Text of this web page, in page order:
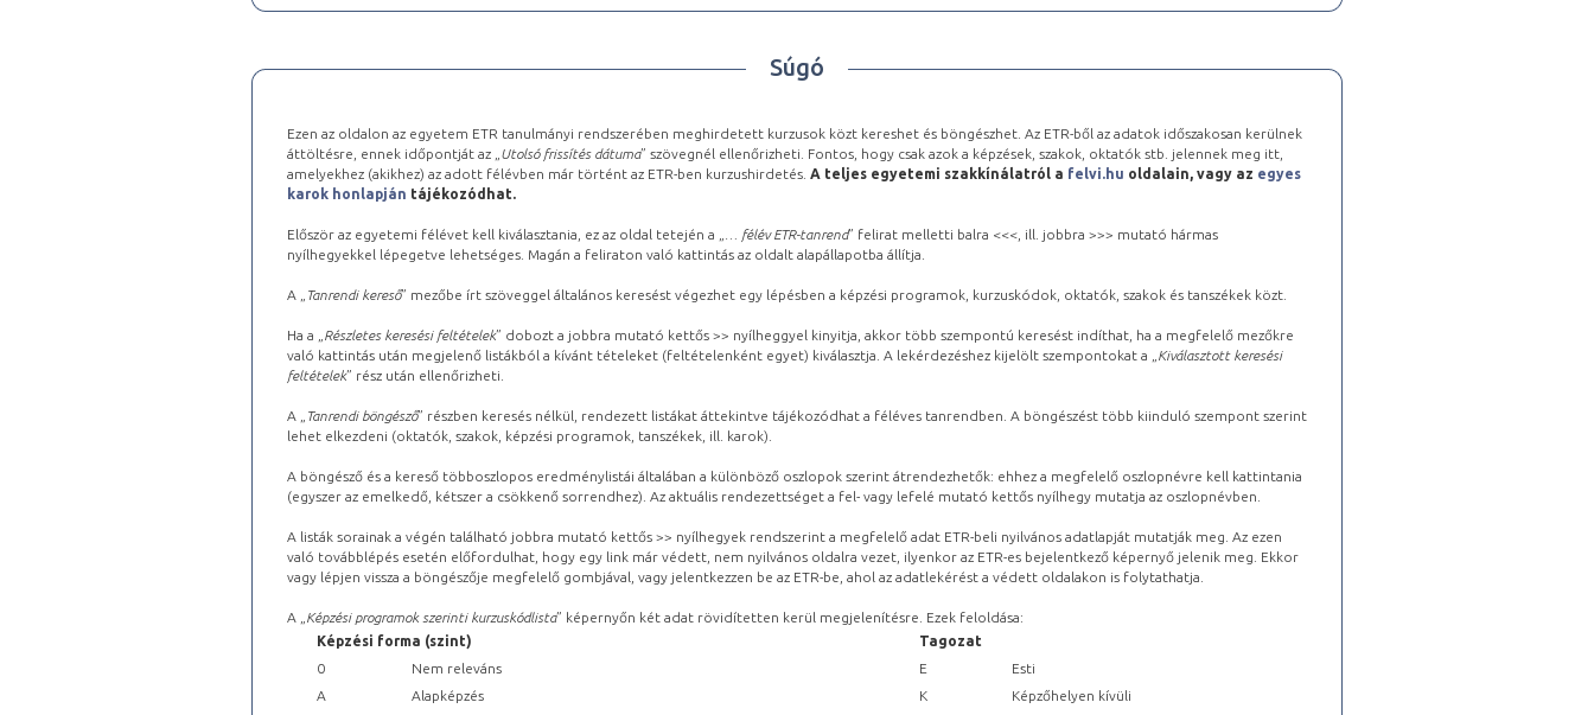
Súgó
Ezen az oldalon az egyetem ETR tanulmányi rendszerében meghirdetett kurzusok közt kereshet és böngészhet. Az ETR-ből az adatok időszakosan kerülnek
áttöltésre, ennek időpontját az „ Utolsó frissítés dátuma” szövegnél ellenőrizheti. Fontos, hogy csak azok a képzések, szakok, oktatók stb. jelennek meg itt,
amelyekhez (akikhez) az adott félévben már történt az ETR-ben kurzushirdetés. A teljes egyetemi szakkínálatról a felvi.hu oldalain, vagy az egyes
karok honlapján tájékozódhat.
Először az egyetemi félévet kell kiválasztania, ez az oldal tetején a „ … félév ETR-tanrend” felirat melletti balra <<<, ill. jobbra >>> mutató hármas
nyílhegyekkel lépegetve lehetséges. Magán a feliraton való kattintás az oldalt alapállapotba állítja.
A „ Tanrendi kereső” mezőbe írt szöveggel általános keresést végezhet egy lépésben a képzési programok, kurzuskódok, oktatók, szakok és tanszékek közt.
Ha a „ Részletes keresési feltételek” dobozt a jobbra mutató kettős >> nyílheggyel kinyitja, akkor több szempontú keresést indíthat, ha a megfelelő mezőkre
való kattintás után megjelenő listákból a kívánt tételeket (feltételenként egyet) kiválasztja. A lekérdezéshez kijelölt szempontokat a „ Kiválasztott keresési
feltételek” rész után ellenőrizheti.
A „ Tanrendi böngésző” részben keresés nélkül, rendezett listákat áttekintve tájékozódhat a féléves tanrendben. A böngészést több kiinduló szempont szerint
lehet elkezdeni (oktatók, szakok, képzési programok, tanszékek, ill. karok).
A böngésző és a kereső többoszlopos eredménylistái általában a különböző oszlopok szerint átrendezhetők: ehhez a megfelelő oszlopnévre kell kattintania
(egyszer az emelkedő, kétszer a csökkenő sorrendhez). Az aktuális rendezettséget a fel- vagy lefelé mutató kettős nyílhegy mutatja az oszlopnévben.
A listák sorainak a végén található jobbra mutató kettős >> nyílhegyek rendszerint a megfelelő adat ETR-beli nyilvános adatlapját mutatják meg. Az ezen
való továbblépés esetén előfordulhat, hogy egy link már védett, nem nyilvános oldalra vezet, ilyenkor az ETR-es bejelentkező képernyő jelenik meg. Ekkor
vagy lépjen vissza a böngészője megfelelő gombjával, vagy jelentkezzen be az ETR-be, ahol az adatlekérést a védett oldalakon is folytathatja.
A „ Képzési programok szerinti kurzuskódlista” képernyőn két adat rövidítetten kerül megjelenítésre. Ezek feloldása:
Képzési forma (szint)
Tagozat
0
Nem releváns E
Esti
A
Alapképzés K
Képzőhelyen kívüli